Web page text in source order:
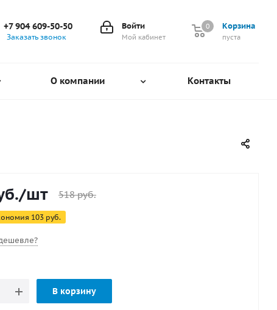
Корзина
0
пуста
0
Войти
Мой кабинет
+7 904 609-50-50
Заказать звонок
О компании Контакты
/шт 518руб.
103 руб.
В корзину